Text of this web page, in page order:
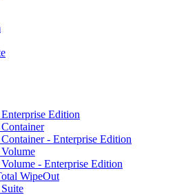
Edition
- Enterprise Edition
- Enterprise Edition
WipeOut